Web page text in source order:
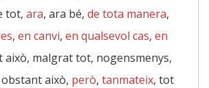
tot, ara, ara bé, de tota manera,
, en canvi, en qualsevol cas, en
això, malgrat tot, nogensmenys,
això, però, tanmateix, tot